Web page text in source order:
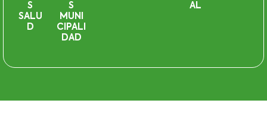
S
SALU
D
S
MUNI
CIPALI
DAD
AL